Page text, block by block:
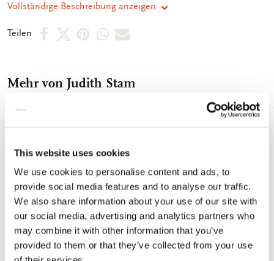
This website uses cookies
We use cookies to personalise content and ads, to
provide social media features and to analyse our traffic.
We also share information about your use of our site with
our social media, advertising and analytics partners who
may combine it with other information that you’ve
provided to them or that they’ve collected from your use
der Spiegel nicht von alleine öffnen und beschädigt werden.
Vollständige Beschreibung anzeigen
Teilen
Per Per Per PerPer
teilen
Mehr von Judith Stam